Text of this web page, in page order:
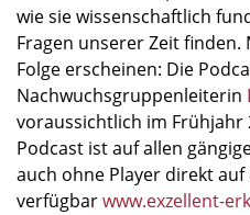
wie sie wissenschaftlich
Fragen unserer Zeit
Folge erscheinen: Die
Nachwuchsgruppenleiterin
voraussichtlich im
Podcast ist auf allen
auch ohne Player direkt
verfügbarwww.exzellent-